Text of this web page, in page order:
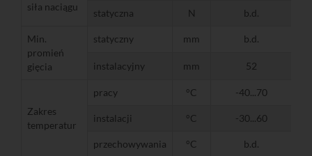
siła naciągu
statyczna N b.d.
Min.
promień
gięcia
statyczny mm b.d.
instalacyjny mm 52
Zakres
temperatur
pracy °C -40...70
instalacji °C -30...60
przechowywania °C b.d.